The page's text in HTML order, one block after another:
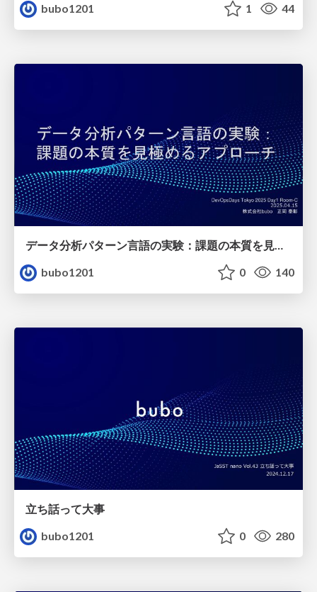
bubo1201
1 44
データ分析パターン言語の実験：課題の本質を見極めるアプローチ
bubo1201
0 140
立ち話って大事
bubo1201
0 280